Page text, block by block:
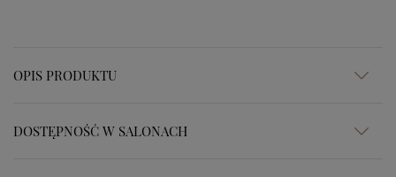
OPIS PRODUKTU
DOSTĘPNOŚĆ W SALONACH